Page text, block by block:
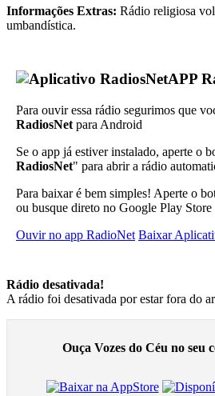
Informações Extras: Rádio religiosa
umbandística.
APP
Para ouvir essa rádio segurimos que
RadiosNet para Android
Se o app já estiver instalado, aperte o
RadiosNet" para abrir a rádio
Para baixar é bem simples! Aperte o
ou busque direto no Google Play
Ouvir no app RadioNet Baixar
Rádio desativada!
A rádio foi desativada por estar fora do
Ouça Vozes do Céu no seu